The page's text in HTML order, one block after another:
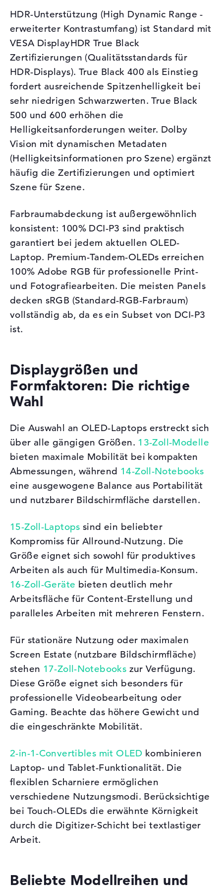
HDR-Unterstützung (High Dynamic Range -
erweiterter Kontrastumfang) ist Standard mit
VESA DisplayHDR True Black
Zertifizierungen (Qualitätsstandards für
HDR-Displays). True Black 400 als Einstieg
fordert ausreichende Spitzenhelligkeit bei
sehr niedrigen Schwarzwerten. True Black
500 und 600 erhöhen die
Helligkeitsanforderungen weiter. Dolby
Vision mit dynamischen Metadaten
(Helligkeitsinformationen pro Szene) ergänzt
häufig die Zertifizierungen und optimiert
Szene für Szene.
Farbraumabdeckung ist außergewöhnlich
konsistent: 100% DCI-P3 sind praktisch
garantiert bei jedem aktuellen OLED-
Laptop. Premium-Tandem-OLEDs erreichen
100% Adobe RGB für professionelle Print-
und Fotografiearbeiten. Die meisten Panels
decken sRGB (Standard-RGB-Farbraum)
vollständig ab, da es ein Subset von DCI-P3
ist.
Displaygrößen und
Formfaktoren: Die richtige
Wahl
Die Auswahl an OLED-Laptops erstreckt sich
über alle gängigen Größen. 13-Zoll-Modelle
bieten maximale Mobilität bei kompakten
Abmessungen, während 14-Zoll-Notebooks
eine ausgewogene Balance aus Portabilität
und nutzbarer Bildschirmfläche darstellen.
15-Zoll-Laptops sind ein beliebter
Kompromiss für Allround-Nutzung. Die
Größe eignet sich sowohl für produktives
Arbeiten als auch für Multimedia-Konsum.
16-Zoll-Geräte bieten deutlich mehr
Arbeitsfläche für Content-Erstellung und
paralleles Arbeiten mit mehreren Fenstern.
Für stationäre Nutzung oder maximalen
Screen Estate (nutzbare Bildschirmfläche)
stehen 17-Zoll-Notebooks zur Verfügung.
Diese Größe eignet sich besonders für
professionelle Videobearbeitung oder
Gaming. Beachte das höhere Gewicht und
die eingeschränkte Mobilität.
2-in-1-Convertibles mit OLED kombinieren
Laptop- und Tablet-Funktionalität. Die
flexiblen Scharniere ermöglichen
verschiedene Nutzungsmodi. Berücksichtige
bei Touch-OLEDs die erwähnte Körnigkeit
durch die Digitizer-Schicht bei textlastiger
Arbeit.
Beliebte Modellreihen und